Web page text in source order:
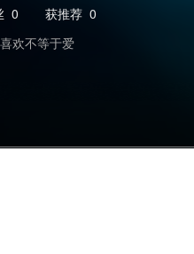
0 获推荐 0
欢不等于爱